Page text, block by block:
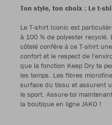
Ton style, ton choix : Le t-
Le T-shirt Iconic est
à 100 % de polyester recyclé.
côtelé confère à ce T-shirt
confort et le respect de
que la fonction Keep Dry te
les temps. Les fibres
surface du tissu et assurent
le sport. Assure-toi
la boutique en ligne JAKO !